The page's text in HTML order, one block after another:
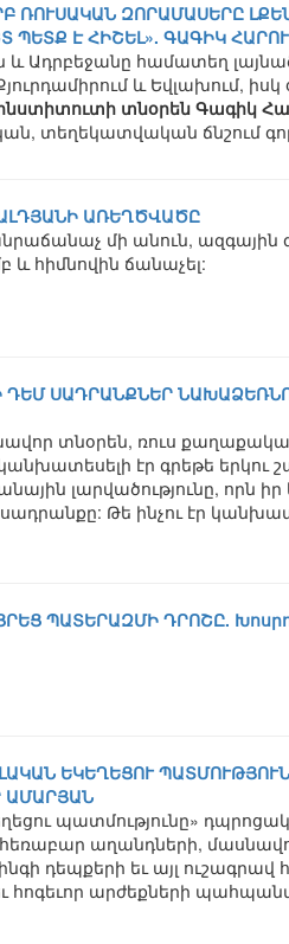
ՌՈՒՍԱԿԱՆ ԶՈՐԱՄԱՍԵՐԸ
ՊԵՏՔ Է ՀԻՇԵԼ». ԳԱԳԻԿ
և Ադրբեջանը համատեղ
և Եվլախում,
տնօրեն Գագիկ
տեղեկատվական ճնշում
ԱՌԵՂԾՎԱԾԸ
մի անուն,
և հիմնովին ճանաչել:
ԴԵՄ ՍԱԴՐԱՆՔՆԵՐ
տնօրեն, ռուս
էր գրեթե երկու
լարվածությունը, որն
Թե ինչու էր
ՊԱՏԵՐԱԶՄԻ ԴՐՈՇԸ.
ԵԿԵՂԵՑՈՒ
ԱՄԱՐՅԱՆ
պատմությունը»
աղանդների,
դեպքերի եւ այլ
եւ հոգեւոր արժեքների